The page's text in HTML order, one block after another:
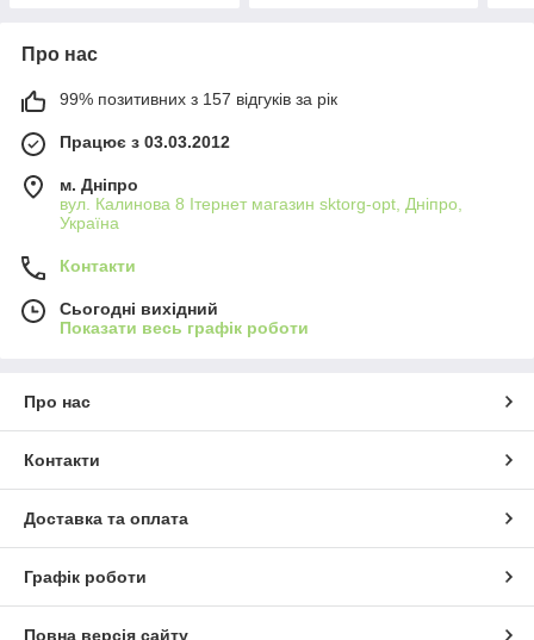
Про нас
99% позитивних з 157 відгуків за рік
Працює з 03.03.2012
м. Дніпро
вул. Калинова 8 Ітернет магазин sktorg-opt, Дніпро,
Україна
Контакти
Сьогодні вихідний
Показати весь графік роботи
Про нас
Контакти
Доставка та оплата
Графік роботи
Повна версія сайту